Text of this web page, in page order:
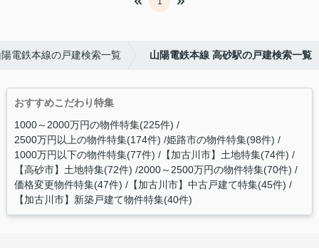
電鉄本線の戸建検索一覧 山陽電鉄本線 高砂駅の戸建検索一覧
おすすめこだわり特集
1000～2000万円の物件特集(225件)
2500万円以上の物件特集(174件) 姫路市の物件特集(98件)
1000万円以下の物件特集(77件) 【加古川市】土地特集(74件)
【高砂市】土地特集(72件) 2000～2500万円の物件特集(70件)
価格変更物件特集(47件) 【加古川市】中古戸建て特集(45件)
【加古川市】新築戸建て物件特集(40件)